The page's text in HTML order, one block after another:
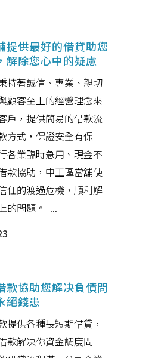
提供最好的借貸助您
解除您心中的疑慮
持著誠信、專業、親切
顧客至上的經營理念來
戶，提供簡易的借款流
方式，保證安全有保
各業臨時急用、現金不
款協助，中正區當舖使
任的渡過危機，順利解
的問題。 ...
款協助您解决負債問
絕錢患
提供各種長短期借貸，
款解决你資金調度問